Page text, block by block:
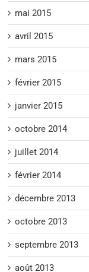
mai 2015
avril 2015
mars 2015
février 2015
janvier 2015
octobre 2014
juillet 2014
février 2014
décembre 2013
octobre 2013
septembre 2013
août 2013